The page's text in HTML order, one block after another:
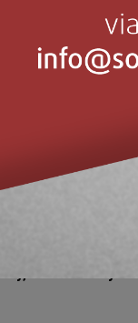
pripravujú na veľké
pečúČEREGI
–
– zabíjačková
polievka (ak
–
alebo tvarohom,
z kysnutého